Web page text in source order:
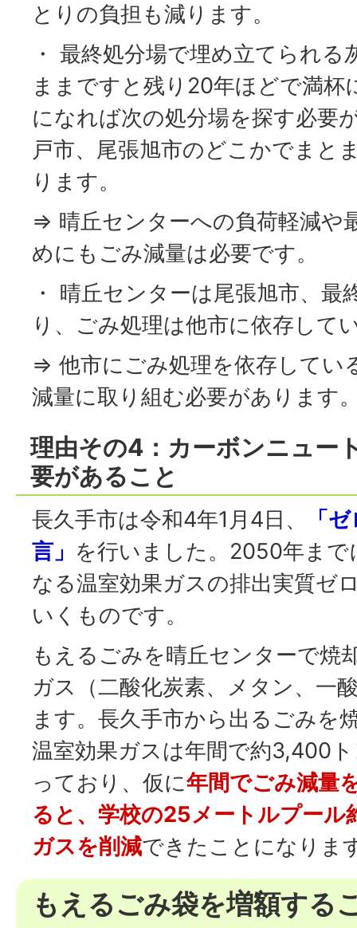
とりの負担も減ります。
・ 最終処分場で埋め立てられ
ままですと残り20年ほどで満杯
になれば次の処分場を探す必要
戸市、尾張旭市のどこかでまと
ります。
⇒ 晴丘センターへの負荷軽減や
めにもごみ減量は必要です。
・ 晴丘センターは尾張旭市、最
り、ごみ処理は他市に依存して
⇒ 他市にごみ処理を依存してい
減量に取り組む必要があります
理由その4：カーボンニュー
要があること
長久手市は令和4年1月4日、
「
言」 を行いました。2050年まで
なる温室効果ガスの排出実質ゼ
いくものです。
もえるごみを晴丘センターで焼
ガス（二酸化炭素、メタン、一
ます。長久手市から出るごみを
温室効果ガスは年間で約3,400
っており、仮に年間でごみ減量
ると、学校の25メートルプー
ガスを削減できたことになりま
もえるごみ袋を増額する